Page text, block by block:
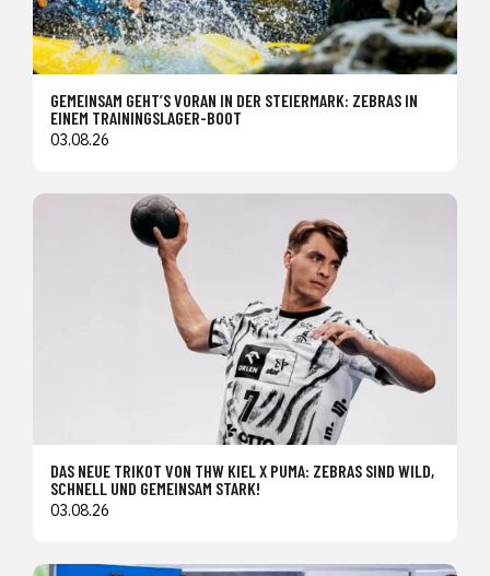
GEMEINSAM GEHT’S VORAN IN DER STEIERMARK: ZEBRAS IN
EINEM TRAININGSLAGER-BOOT
03.08.26
DAS NEUE TRIKOT VON THW KIEL X PUMA: ZEBRAS SIND WILD,
SCHNELL UND GEMEINSAM STARK!
03.08.26